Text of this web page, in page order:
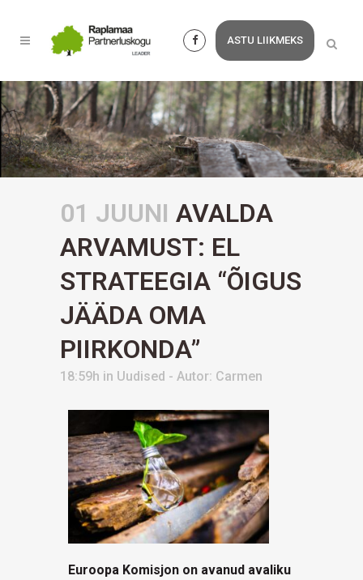
ASTU LIIKMEKS
01 JUUNI AVALDA
ARVAMUST: EL
STRATEEGIA “ÕIGUS
JÄÄDA OMA
PIIRKONDA”
18:59h in Uudised - Autor: Carmen
Euroopa Komisjon on avanud avaliku